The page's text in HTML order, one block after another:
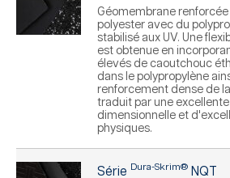
Géomembrane renforcée
polyester avec du
stabilisé aux UV. Une
est obtenue en
élevés de caoutchouc
dans le polypropylène
renforcement dense de
traduit par une
dimensionnelle et
physiques.
Série Dura-Skrim® NQT